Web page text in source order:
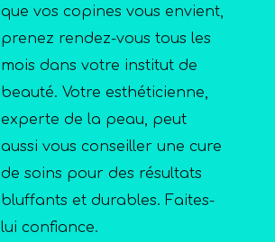
que vos copines vous envient,
prenez rendez-vous tous les
mois dans votre institut de
beauté. Votre esthéticienne,
experte de la peau, peut
aussi vous conseiller une cure
de soins pour des résultats
bluffants et durables. Faites-
lui confiance.